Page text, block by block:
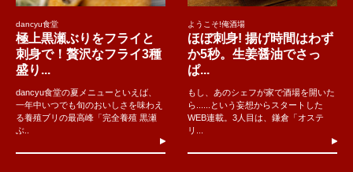
dancyu食堂
極上黒瀬ぶりをフライと
刺身で！贅沢なフライ3種
盛り...
dancyu食堂の夏メニューといえば、
一年中いつでも旬のおいしさを味わえ
る養殖ブリの最高峰「完全養殖 黒瀬
ぶ..
ようこそ!俺酒場
ほぼ刺身! 揚げ時間はわず
か5秒。生姜醤油でさっ
ぱ...
もし、あのシェフが家で酒場を開いた
ら......という妄想からスタートした
WEB連載。3人目は、鎌倉「オステ
リ...